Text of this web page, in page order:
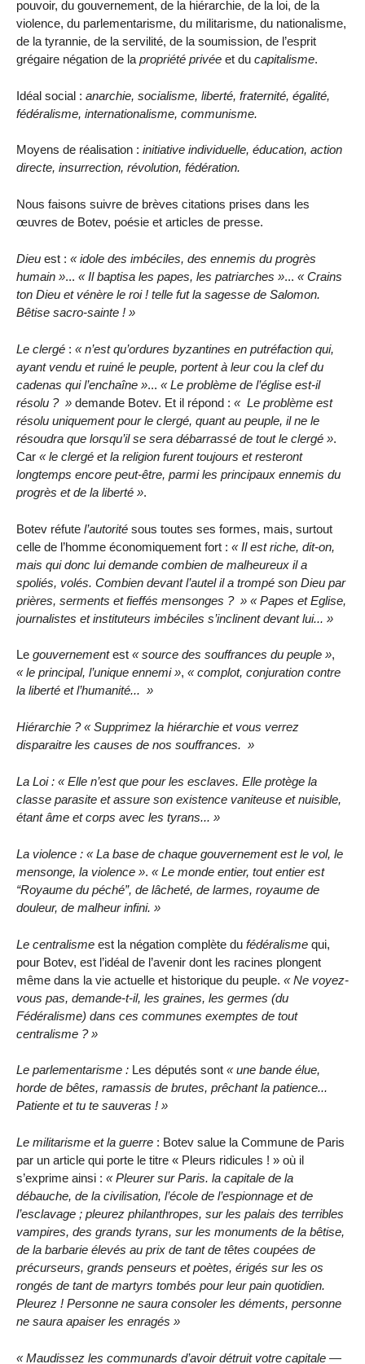
pouvoir, du gouvernement, de la hiérarchie, de la loi, de la
violence, du parlementarisme, du militarisme, du nationalisme,
de la tyrannie, de la servilité, de la soumission, de l’esprit
grégaire négation de la propriété privée et du capitalisme.
Idéal social : anarchie, socialisme, liberté, fraternité, égalité,
fédéralisme, internationalisme, communisme.
Moyens de réalisation : initiative individuelle, éducation, action
directe, insurrection, révolution, fédération.
Nous faisons suivre de brèves citations prises dans les
œuvres de Botev, poésie et articles de presse.
Dieu est :
idole des imbéciles, des ennemis du progrès
humain
... Il baptisa les papes, les patriarches ...
Crains
ton Dieu et vénère le roi ! telle fut la sagesse de Salomon.
Bêtise sacro-sainte !
Le clergé :
n’est qu’ordures byzantines en putréfaction qui,
ayant vendu et ruiné le peuple, portent à leur cou la clef du
cadenas qui l’enchaîne
...
Le problème de l’église est-il
résolu ?
demande Botev. Et il répond :
Le problème est
résolu uniquement pour le clergé, quant au peuple, il ne le
résoudra que lorsqu’il se sera débarrassé de tout le clergé
.
Car
le clergé et la religion furent toujours et resteront
longtemps encore peut-être, parmi les principaux ennemis du
progrès et de la liberté
.
Botev réfute l’autorité sous toutes ses formes, mais, surtout
celle de l’homme économiquement fort :
Il est riche, dit-on,
mais qui donc lui demande combien de malheureux il a
spoliés, volés. Combien devant l’autel il a trompé son Dieu par
prières, serments et fieffés mensonges ?
Papes et Eglise,
journalistes et instituteurs imbéciles s’inclinent devant lui...
Le gouvernementest source des souffrances du peuple
,
le principal, l’unique ennemi
,
complot, conjuration contre
la liberté et l’humanité...
Hiérarchie ?
Supprimez la hiérarchie et vous verrez
disparaitre les causes de nos souffrances.
La Loi :
Elle n’est que pour les esclaves. Elle protège la
classe parasite et assure son existence vaniteuse et nuisible,
étant âme et corps avec les tyrans...
La violence :
La base de chaque gouvernement est le vol, le
mensonge, la violence
.
Le monde entier, tout entier est
Royaume du péché , de lâcheté, de larmes, royaume de
douleur, de malheur infini.
Le centralisme est la négation complète du fédéralisme qui,
pour Botev, est l’idéal de l’avenir dont les racines plongent
même dans la vie actuelle et historique du peuple.
Ne voyez-
vous pas, demande-t-il, les graines, les germes (du
Fédéralisme) dans ces communes exemptes de tout
centralisme ?
Le parlementarisme : Les députés sont
une bande élue,
horde de bêtes, ramassis de brutes, prêchant la patience...
Patiente et tu te sauveras !
Le militarisme et la guerre : Botev salue la Commune de Paris
par un article qui porte le titre « Pleurs ridicules ! » où il
s’exprime ainsi :
Pleurer sur Paris. la capitale de la
débauche, de la civilisation, l’école de l’espionnage et de
l’esclavage ; pleurez philanthropes, sur les palais des terribles
vampires, des grands tyrans, sur les monuments de la bêtise,
de la barbarie élevés au prix de tant de têtes coupées de
précurseurs, grands penseurs et poètes, érigés sur les os
rongés de tant de martyrs tombés pour leur pain quotidien.
Pleurez ! Personne ne saura consoler les déments, personne
ne saura apaiser les enragés
Maudissez les communards d’avoir détruit votre capitale —